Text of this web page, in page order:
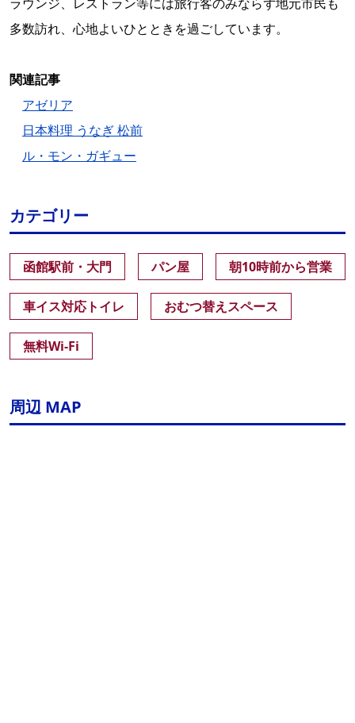
多数訪れ、心地よいひとときを過ごしています。
関連記事
アゼリア
日本料理 うなぎ 松前
ル・モン・ガギュー
カテゴリー
函館駅前・大門 パン屋 朝10時前から営業
車イス対応トイレ おむつ替えスペース
無料Wi-Fi
周辺 MAP